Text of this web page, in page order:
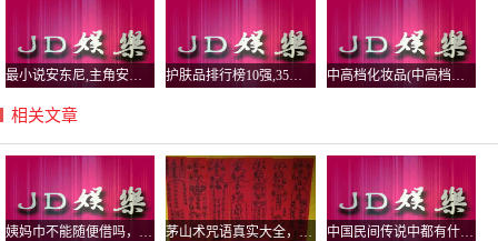
相关文章
茅山术咒语真实大全，茅山五鬼运财术揭秘 中国民间传说中都有什么鬼，怨气最大的鬼有哪些？